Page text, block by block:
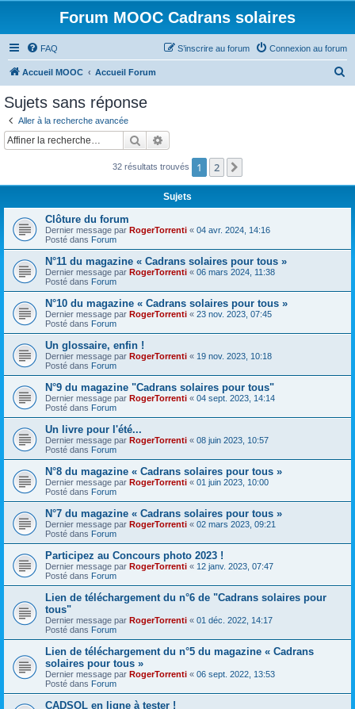
Forum MOOC Cadrans solaires
FAQ Connexion au forum
S’inscrire au forum
Accueil MOOC Accueil Forum
c
Sujets sans réponse
Aller à la recherche avancée
Rechercher
32 résultats trouvés 1 2
Sujets
Clôture du forum
Dernier message par RogerTorrenti « 04 avr. 2024, 14:16
Posté dans Forum
N°11 du magazine « Cadrans solaires pour tous »
Dernier message par RogerTorrenti « 06 mars 2024, 11:38
Posté dans Forum
N°10 du magazine « Cadrans solaires pour tous »
Dernier message par RogerTorrenti « 23 nov. 2023, 07:45
Posté dans Forum
Un glossaire, enfin !
Dernier message par RogerTorrenti « 19 nov. 2023, 10:18
Posté dans Forum
N°9 du magazine "Cadrans solaires pour tous"
Dernier message par RogerTorrenti « 04 sept. 2023, 14:14
Posté dans Forum
Un livre pour l'été...
Dernier message par RogerTorrenti « 08 juin 2023, 10:57
Posté dans Forum
N°8 du magazine « Cadrans solaires pour tous »
Dernier message par RogerTorrenti « 01 juin 2023, 10:00
Posté dans Forum
N°7 du magazine « Cadrans solaires pour tous »
Dernier message par RogerTorrenti « 02 mars 2023, 09:21
Posté dans Forum
Participez au Concours photo 2023 !
Dernier message par RogerTorrenti « 12 janv. 2023, 07:47
Posté dans Forum
Lien de téléchargement du n°6 de "Cadrans solaires pour
tous"
Dernier message par RogerTorrenti « 01 déc. 2022, 14:17
Posté dans Forum
Lien de téléchargement du n°5 du magazine « Cadrans
solaires pour tous »
Dernier message par RogerTorrenti « 06 sept. 2022, 13:53
Posté dans Forum
CADSOL en ligne à tester !